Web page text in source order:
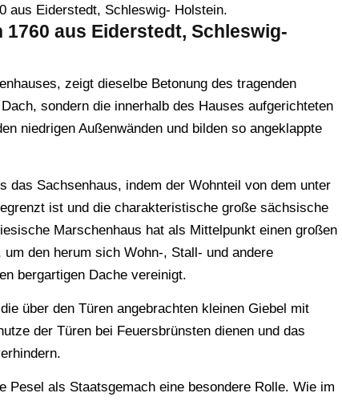
aus Eiderstedt, Schleswig- Holstein.
aus Eiderstedt, Schleswig-
zeigt dieselbe Betonung des tragenden
sondern die innerhalb des Hauses aufgerichteten
niedrigen Außenwänden und bilden so angeklappte
Sachsenhaus, indem der Wohnteil von dem unter
ist und die charakteristische große sächsische
Marschenhaus hat als Mittelpunkt einen großen
den herum sich Wohn-, Stall- und andere
bergartigen Dache vereinigt.
über den Türen angebrachten kleinen Giebel mit
der Türen bei Feuersbrünsten dienen und das
Pesel als Staatsgemach eine besondere Rolle. Wie im